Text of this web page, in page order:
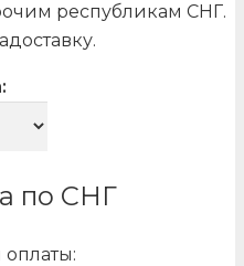
республикам СНГ.
по СНГ